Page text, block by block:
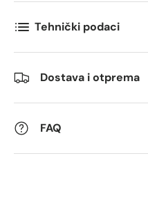
Tehnički podaci
Dostava i otprema
FAQ